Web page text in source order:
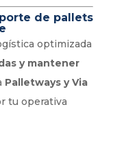
de pallets
optimizada
y mantener
Palletways y Via
tu operativa